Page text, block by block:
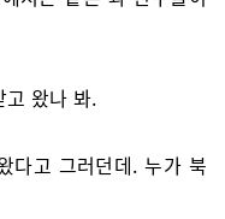
왔나 봐.
다고 그러던데. 누가 북